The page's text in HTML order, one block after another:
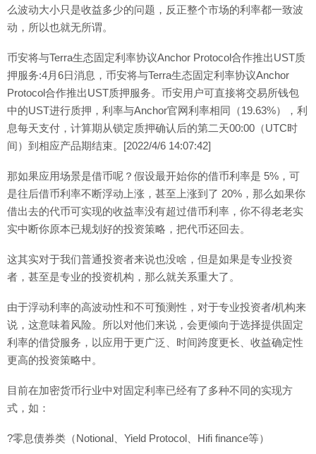
么波动大小只是收益多少的问题，反正整个市场的利率都一致波
动，所以也就无所谓。
币安将与Terra生态固定利率协议Anchor Protocol合作推出UST质
押服务:4月6日消息，币安将与Terra生态固定利率协议Anchor
Protocol合作推出UST质押服务。币安用户可直接将交易所钱包
中的UST进行质押，利率与Anchor官网利率相同（19.63%），利
息每天支付，计算期从锁定质押确认后的第二天00:00（UTC时
间）到相应产品期结束。[2022/4/6 14:07:42]
那如果应用场景是借币呢？假设最开始你的借币利率是 5%，可
是往后借币利率不断浮动上涨，甚至上涨到了 20%，那么如果你
借出去的代币可实现的收益率没有超过借币利率，你不得老老实
实中断你原本已规划好的投资策略，把代币还回去。
这其实对于我们普通投资者来说也没啥，但是如果是专业投资
者，甚至是专业的投资机构，那么就关系重大了。
由于浮动利率的高波动性和不可预测性，对于专业投资者/机构来
说，这意味着风险。所以对他们来说，会更倾向于选择提供固定
利率的借贷服务，以应用于更广泛、时间跨度更长、收益确定性
更高的投资策略中。
目前在加密货币行业中对固定利率已经有了多种不同的实现方
式，如：
?零息债券类（Notional、Yield Protocol、Hifi finance等）